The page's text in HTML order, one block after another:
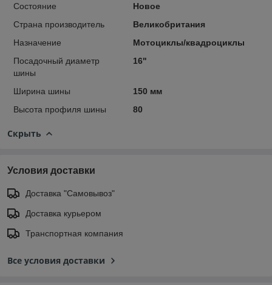
Состояние
Новое
Страна производитель
Великобритания
Назначение
Мотоциклы/квадроциклы
Посадочный диаметр
шины
16"
Ширина шины
150 мм
Высота профиля шины
80
Скрыть
Условия доставки
Доставка "Самовывоз"
Доставка курьером
Транспортная компания
Все условия доставки